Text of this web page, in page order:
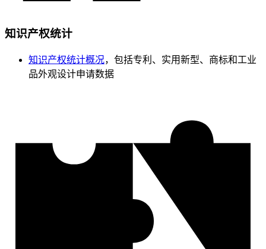
知识产权统计
知识产权统计概况，包括专利、实用新型、商标和工业
品外观设计申请数据